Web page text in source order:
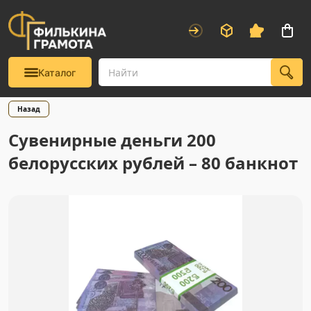
Каталог
Назад
Сувенирные деньги 200
белорусских рублей – 80 банкнот